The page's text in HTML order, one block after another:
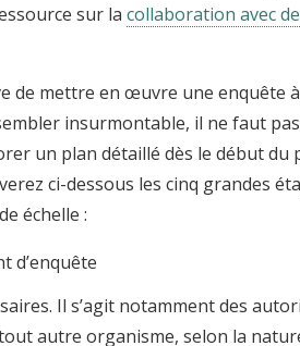
sur la collaboration avec
de mettre en œuvre une enquête
insurmontable, il ne faut
un plan détaillé dès le début du
ci-dessous les cinq grandes
échelle :
d’enquête
Il s’agit notamment des
autre organisme, selon la